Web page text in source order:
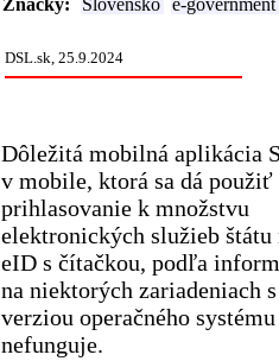
Značky: Slovensko e-government
DSL.sk, 25.9.2024
Dôležitá mobilná aplikácia
v mobile, ktorá sa dá použiť
prihlasovanie k množstvu
elektronických služieb štátu
eID s čítačkou, podľa
na niektorých zariadeniach
verziou operačného
nefunguje.